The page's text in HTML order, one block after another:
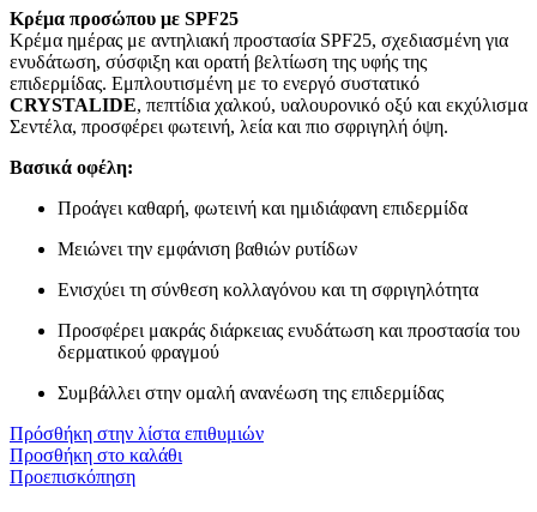
Κρέμα προσώπου με SPF25
Κρέμα ημέρας με αντηλιακή προστασία SPF25, σχεδιασμένη για
ενυδάτωση, σύσφιξη και ορατή βελτίωση της υφής της
επιδερμίδας. Εμπλουτισμένη με το ενεργό συστατικό
CRYSTALIDE, πεπτίδια χαλκού, υαλουρονικό οξύ και εκχύλισμα
Σεντέλα, προσφέρει φωτεινή, λεία και πιο σφριγηλή όψη.
Βασικά οφέλη:
Προάγει καθαρή, φωτεινή και ημιδιάφανη επιδερμίδα
Μειώνει την εμφάνιση βαθιών ρυτίδων
Ενισχύει τη σύνθεση κολλαγόνου και τη σφριγηλότητα
Προσφέρει μακράς διάρκειας ενυδάτωση και προστασία του
δερματικού φραγμού
Συμβάλλει στην ομαλή ανανέωση της επιδερμίδας
Πρόσθήκη στην λίστα επιθυμιών
Προσθήκη στο καλάθι
Προεπισκόπηση